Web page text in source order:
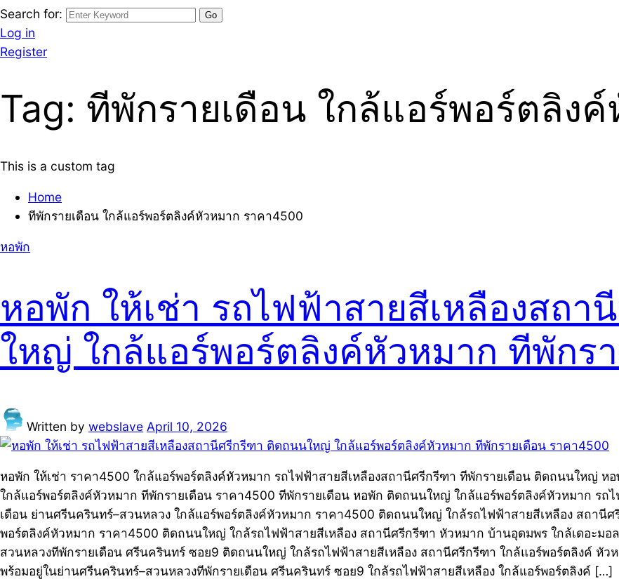
Search for:
Log in
Register
Tag: ทีพักรายเดือน ใกล้แอร์พอร์ตลิง
This is a custom tag
Home
ทีพักรายเดือน ใกล้แอร์พอร์ตลิงค์หัวหมาก ราคา4500
หอพัก
หอพัก ให้เช่า รถไฟฟ้าสายสีเหลืองสถ
ใหญ่ ใกล้แอร์พอร์ตลิงค์หัวหมาก ทีพักร
Written by webslave April 10, 2026
หอพัก ให้เช่า ราคา4500 ใกล้แอร์พอร์ตลิงค์หัวหมาก รถไฟฟ้าสายสีเหลืองสถานีศรีกรีฑา ทีพักรายเดือน ติดถนนใหญ่
ใกล้แอร์พอร์ตลิงค์หัวหมาก ทีพักรายเดือน ราคา4500 ทีพักรายเดือน หอพัก ติดถนนใหญ่ ใกล้แอร์พอร์ตลิงค์หัวหมาก รถ
เดือน ย่านศรีนครินทร์–สวนหลวง ใกล้แอร์พอร์ตลิงค์หัวหมาก ราคา4500 ติดถนนใหญ่ ใกล้รถไฟฟ้าสายสีเหลือง สถานี
พอร์ตลิงค์หัวหมาก ราคา4500 ติดถนนใหญ่ ใกล้รถไฟฟ้าสายสีเหลือง สถานีศรีกรีฑา หัวหมาก บ้านอุดมพร ใกล้เดอะมอ
สวนหลวงทีพักรายเดือน ศรีนครินทร์ ซอย9 ติดถนนใหญ่ ใกล้รถไฟฟ้าสายสีเหลือง สถานีศรีกรีฑา ใกล้แอร์พอร์ตลิงค์ หัว
พร้อมอยู่ในย่านศรีนครินทร์–สวนหลวงทีพักรายเดือน ศรีนครินทร์ ซอย9 ใกล้รถไฟฟ้าสายสีเหลือง ใกล้แอร์พอร์ตลิงค์ […]